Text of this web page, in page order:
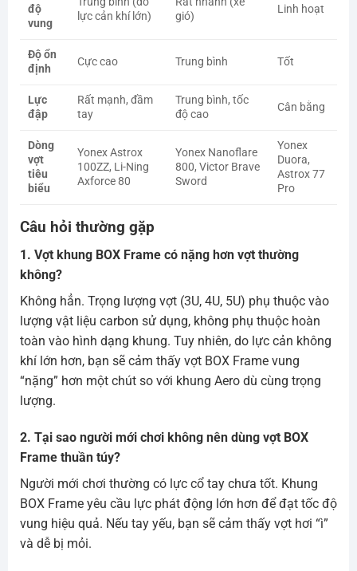
độ
vung
lực cản khí lớn)
gió)
Linh hoạt
Độ ổn
định
Cực cao Trung bình Tốt
Lực
đập
Rất mạnh, đầm
tay
Trung bình, tốc
độ cao
Cân bằng
Dòng
vợt
tiêu
biểu
Yonex Astrox
100ZZ, Li-Ning
Axforce 80
Yonex Nanoflare
800, Victor Brave
Sword
Yonex
Duora,
Astrox 77
Pro
Câu hỏi thường gặp
1. Vợt khung BOX Frame có nặng hơn vợt thường
không?
Không hẳn. Trọng lượng vợt (3U, 4U, 5U) phụ thuộc vào
lượng vật liệu carbon sử dụng, không phụ thuộc hoàn
toàn vào hình dạng khung. Tuy nhiên, do lực cản không
khí lớn hơn, bạn sẽ cảm thấy vợt BOX Frame vung
“nặng” hơn một chút so với khung Aero dù cùng trọng
lượng.
2. Tại sao người mới chơi không nên dùng vợt BOX
Frame thuần túy?
Người mới chơi thường có lực cổ tay chưa tốt. Khung
BOX Frame yêu cầu lực phát động lớn hơn để đạt tốc độ
vung hiệu quả. Nếu tay yếu, bạn sẽ cảm thấy vợt hơi “ì”
và dễ bị mỏi.